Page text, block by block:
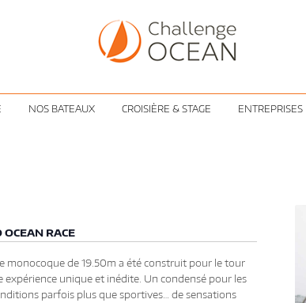
NOS BATEAUX CROISIÈRE & STAGE ENTREPRISES
RACE
monocoque de 19.50m a été construit pour le tour
unique et inédite. Un condensé pour les
parfois plus que sportives… de sensations